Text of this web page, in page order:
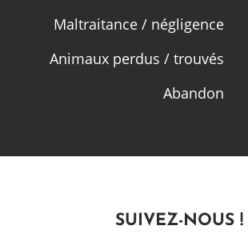
Maltraitance / négligence
Animaux perdus / trouvés
Abandon
SUIVEZ-NOUS !